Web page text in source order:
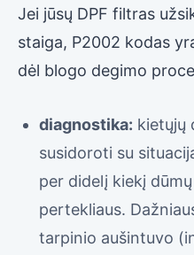
Jei jūsų DPF filtras
staiga, P2002 kodas
dėl blogo degimo
diagnostika: kietųjų
susidoroti su
per didelį kiekį
pertekliaus.
tarpinio aušintuvo